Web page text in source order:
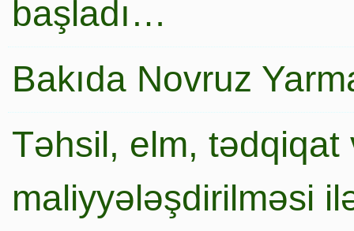
başladı…
Bakıda Novruz
Təhsil, elm,
maliyyələşdirilməsi